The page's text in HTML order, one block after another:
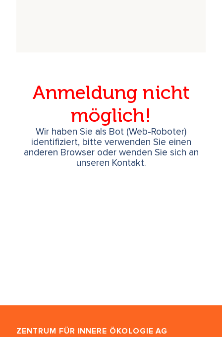
Anmeldung nicht
möglich!
Wir haben Sie als Bot (Web-Roboter)
identifiziert, bitte verwenden Sie einen
anderen Browser oder wenden Sie sich an
unseren Kontakt.
ZENTRUM FÜR INNERE ÖKOLOGIE AG